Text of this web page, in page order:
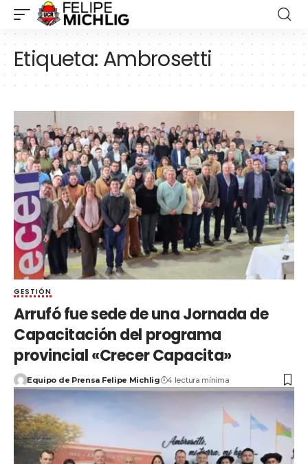
Etiqueta:Ambrosetti
GESTIÓN
Arrufó fue sede de una Jornada de
Capacitación del programa
provincial «Crecer Capacita»
Equipo de Prensa Felipe Michlig 4 lectura mínima